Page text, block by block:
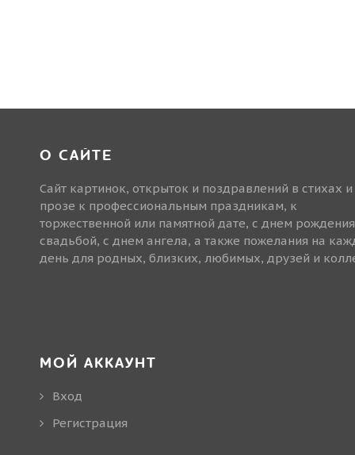
О САЙТЕ
Сайт картинок, открыток и поздравлений в стихах и
прозе к профессиональным праздникам, к
торжественной или памятной дате, с днем
свадьбой, с днем ангела, а также пожелания на
день для родных, близких, любимых, друзей и
МОЙ АККАУНТ
Вход
Регистрация